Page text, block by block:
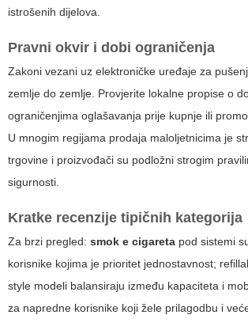
istrošenih dijelova.
Pravni okvir i dobi ograničenja
Zakoni vezani uz elektroničke uređaje za
zemlje do zemlje. Provjerite lokalne propise o
ograničenjima oglašavanja prije kupnje ili
U mnogim regijama prodaja maloljetnicima je
trgovine i proizvođači su podložni strogim
sigurnosti.
Kratke recenzije tipičnih kategorija
Za brzi pregled: smok e cigareta pod sistemi
korisnike kojima je prioritet jednostavnost;
style modeli balansiraju između kapaciteta i
za napredne korisnike koji žele prilagodbu i